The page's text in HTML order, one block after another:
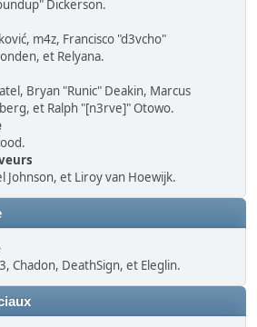
Dickerson.
m4z, Francisco "d3vcho"
et Relyana.
Bryan "Runic" Deakin, Marcus
et Ralph "[n3rve]" Otowo.
Johnson, et Liroy van Hoewijk.
Chadon, DeathSign, et Eleglin.